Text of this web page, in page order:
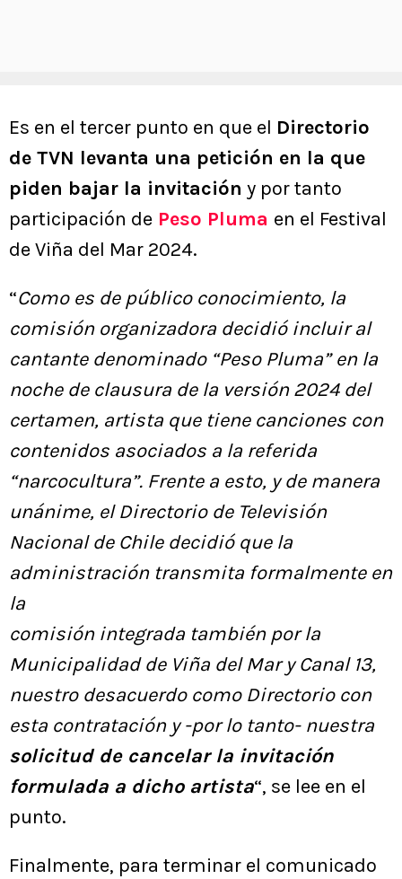
Es en el tercer punto en que el Directorio
de TVN levanta una petición en la que
piden bajar la invitación y por tanto
participación de Peso Pluma en el Festival
de Viña del Mar 2024.
“Como es de público conocimiento, la
comisión organizadora decidió incluir al
cantante denominado “Peso Pluma” en la
noche de clausura de la versión 2024 del
certamen, artista que tiene canciones con
contenidos asociados a la referida
“narcocultura”. Frente a esto, y de manera
unánime, el Directorio de Televisión
Nacional de Chile decidió que la
administración transmita formalmente en
la
comisión integrada también por la
Municipalidad de Viña del Mar y Canal 13,
nuestro desacuerdo como Directorio con
esta contratación y -por lo tanto- nuestra
solicitud de cancelar la invitación
formulada a dicho artista“, se lee en el
punto.
Finalmente, para terminar el comunicado